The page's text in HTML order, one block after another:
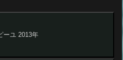
ーユ 2013年